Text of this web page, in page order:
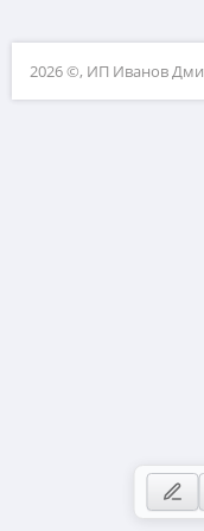
10. Прикладные
20. Текстовые
21.
2026 ©, ИП Иванов